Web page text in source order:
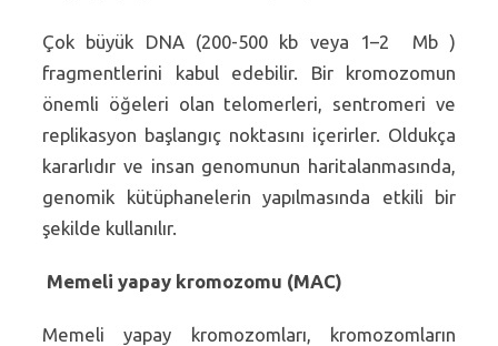
Çok büyük DNA (200-500 kb veya 1–2 Mb )
fragmentlerini kabul edebilir. Bir kromozomun
önemli öğeleri olan telomerleri, sentromeri ve
replikasyon başlangıç noktasını içerirler. Oldukça
kararlıdır ve insan genomunun haritalanmasında,
genomik kütüphanelerin yapılmasında etkili bir
şekilde kullanılır.
Memeli yapay kromozomu (MAC)
Memeli yapay kromozomları, kromozomların